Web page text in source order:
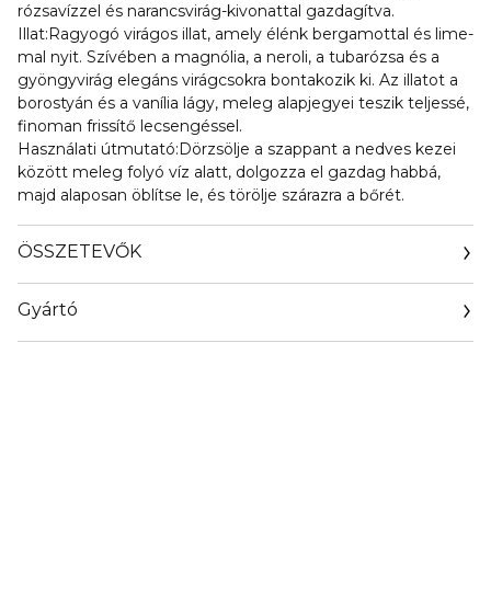
rózsavízzel és narancsvirág-kivonattal gazdagítva.
Illat:Ragyogó virágos illat, amely élénk bergamottal és lime-
mal nyit. Szívében a magnólia, a neroli, a tubarózsa és a
gyöngyvirág elegáns virágcsokra bontakozik ki. Az illatot a
borostyán és a vanília lágy, meleg alapjegyei teszik teljessé,
finoman frissítő lecsengéssel.
Használati útmutató:Dörzsölje a szappant a nedves kezei
között meleg folyó víz alatt, dolgozza el gazdag habbá,
majd alaposan öblítse le, és törölje szárazra a bőrét.
ÖSSZETEVŐK
Gyártó